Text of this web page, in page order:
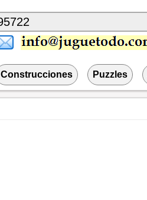
Construcciones Puzzles